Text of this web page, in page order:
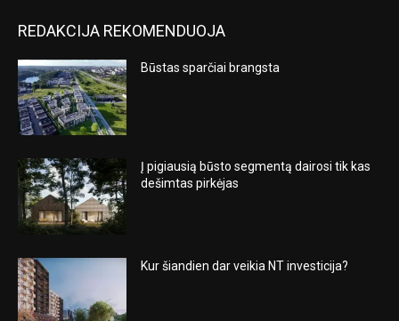
REDAKCIJA REKOMENDUOJA
Būstas sparčiai brangsta
Į pigiausią būsto segmentą dairosi tik kas
dešimtas pirkėjas
Kur šiandien dar veikia NT investicija?